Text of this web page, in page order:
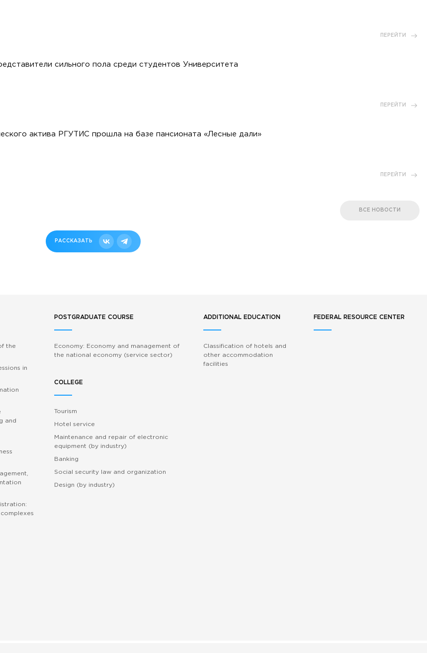
ПЕРЕЙТИ
сильного пола среди студентов Университета
ПЕРЕЙТИ
актива РГУТИС прошла на базе пансионата «Лесные дали»
ПЕРЕЙТИ
ВСЕ НОВОСТИ
РАССКАЗАТЬ
the
in
and
POSTGRADUATE COURSE
Economy: Economy and management of
the national economy (service sector)
COLLEGE
Tourism
Hotel service
Maintenance and repair of electronic
equipment (by industry)
Banking
Social security law and organization
Design (by industry)
ADDITIONAL EDUCATION
Classification of hotels and
other accommodation
facilities
FEDERAL RESOURCE CENTER